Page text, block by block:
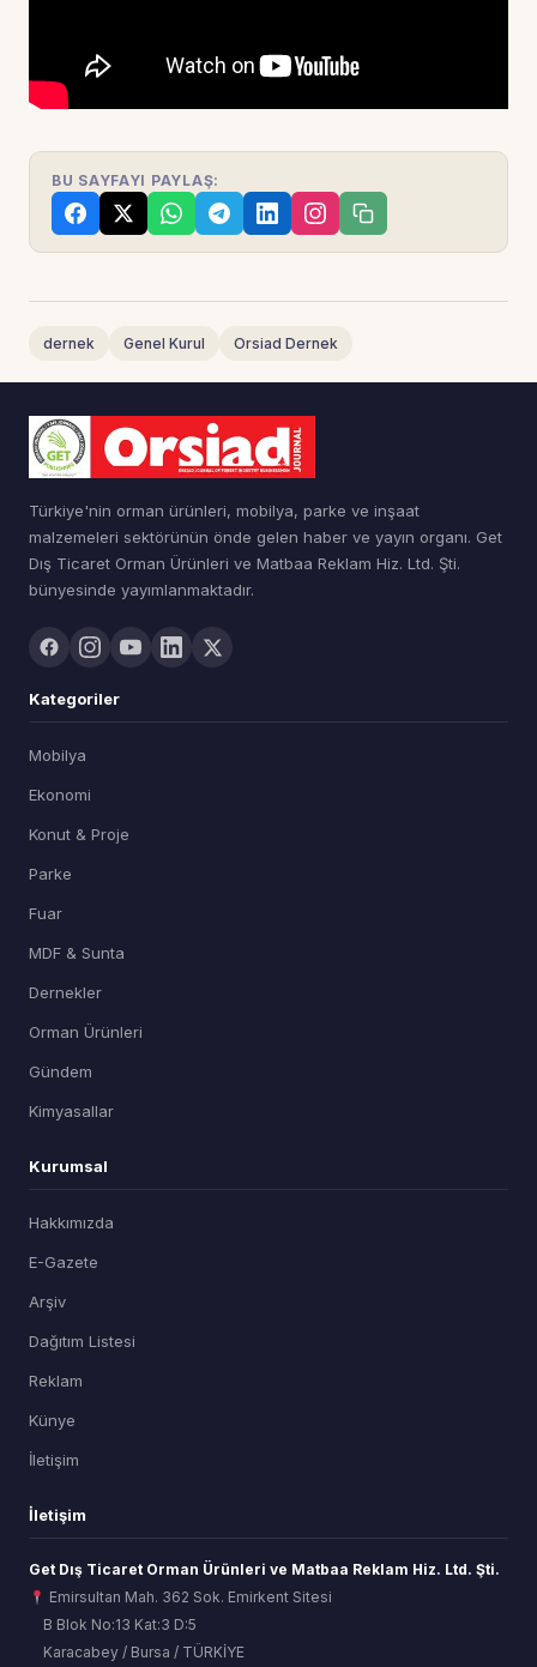
BU SAYFAYI PAYLAŞ:
dernek Genel Kurul Orsiad Dernek
Türkiye'nin orman ürünleri, mobilya, parke ve inşaat
malzemeleri sektörünün önde gelen haber ve yayın organı. Get
Dış Ticaret Orman Ürünleri ve Matbaa Reklam Hiz. Ltd. Şti.
bünyesinde yayımlanmaktadır.
Kategoriler
Mobilya
Ekonomi
Konut & Proje
Parke
Fuar
MDF & Sunta
Dernekler
Orman Ürünleri
Gündem
Kimyasallar
Kurumsal
Hakkımızda
E-Gazete
Arşiv
Dağıtım Listesi
Reklam
Künye
İletişim
İletişim
Get Dış Ticaret Orman Ürünleri ve Matbaa Reklam Hiz. Ltd. Şti.
Emirsultan Mah. 362 Sok. Emirkent Sitesi
B Blok No:13 Kat:3 D:5
Karacabey / Bursa / TÜRKİYE
ORSİAD AI